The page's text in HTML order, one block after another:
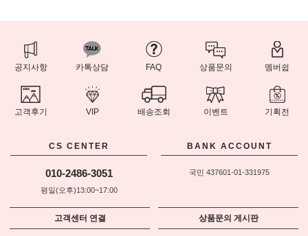
공지사항 카톡상담 FAQ 상품문의 멤버쉽
고객후기 VIP 배송조회 이벤트 기획전
CS CENTER
010-2486-3051
평일(오후)13:00~17:00
BANK ACCOUNT
국민 437601-01-331975
고객센터 연결 상품문의 게시판